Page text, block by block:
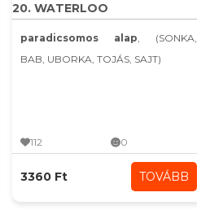
20. WATERLOO
paradicsomos alap, (SONKA,
BAB, UBORKA, TOJÁS, SAJT)
112 0
3360 Ft TOVÁBB